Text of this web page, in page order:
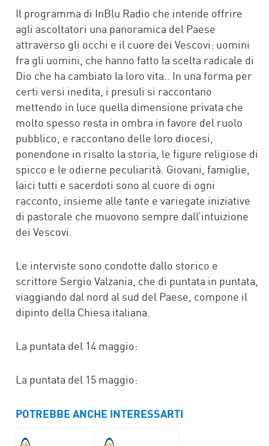
Il programma di InBlu Radio che intende offrire
agli ascoltatori una panoramica del Paese
attraverso gli occhi e il cuore dei Vescovi: uomini
fra gli uomini, che hanno fatto la scelta radicale di
Dio che ha cambiato la loro vita.. In una forma per
certi versi inedita, i presuli si raccontano
mettendo in luce quella dimensione privata che
molto spesso resta in ombra in favore del ruolo
pubblico, e raccontano delle loro diocesi,
ponendone in risalto la storia, le figure religiose di
spicco e le odierne peculiarità. Giovani, famiglie,
laici tutti e sacerdoti sono al cuore di ogni
racconto, insieme alle tante e variegate iniziative
di pastorale che muovono sempre dall’intuizione
dei Vescovi.
Le interviste sono condotte dallo storico e
scrittore Sergio Valzania, che di puntata in puntata,
viaggiando dal nord al sud del Paese, compone il
dipinto della Chiesa italiana.
La puntata del 14 maggio:
La puntata del 15 maggio:
POTREBBE ANCHE INTERESSARTI